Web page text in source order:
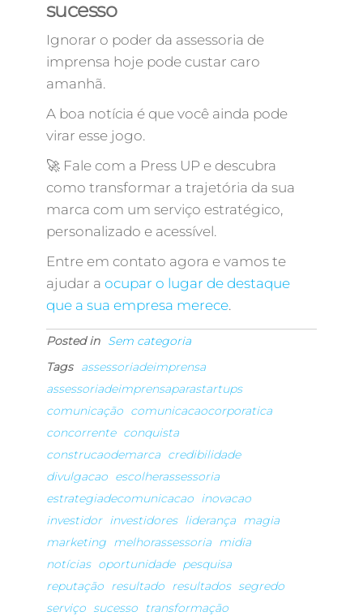
sucesso
Ignorar o poder da assessoria de
imprensa hoje pode custar caro
amanhã.
A boa notícia é que você ainda pode
virar esse jogo.
🚀 Fale com a Press UP e descubra
como transformar a trajetória da sua
marca com um serviço estratégico,
personalizado e acessível.
Entre em contato agora e vamos te
ajudar a ocupar o lugar de destaque
que a sua empresa merece.
Posted in
Sem categoria
Tags
assessoriadeimprensa
assessoriadeimprensaparastartups
comunicação comunicacaocorporatica
concorrente conquista
construcaodemarca credibilidade
divulgacao escolherassessoria
estrategiadecomunicacao inovacao
investidor investidores liderança magia
marketing melhorassessoria midia
notícias oportunidade pesquisa
reputação resultado resultados segredo
serviço sucesso transformação